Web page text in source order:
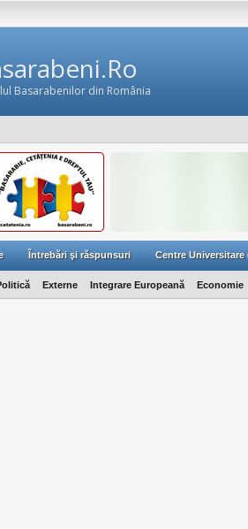
Basarabenilor din România
Întrebări şi răspunsuri Centre Universitare
Externe Integrare Europeană Economie